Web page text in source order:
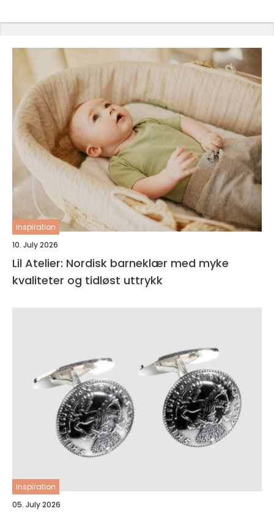
inspiration
10. July 2026
Lil Atelier: Nordisk barneklær med myke
kvaliteter og tidløst uttrykk
inspiration
05. July 2026